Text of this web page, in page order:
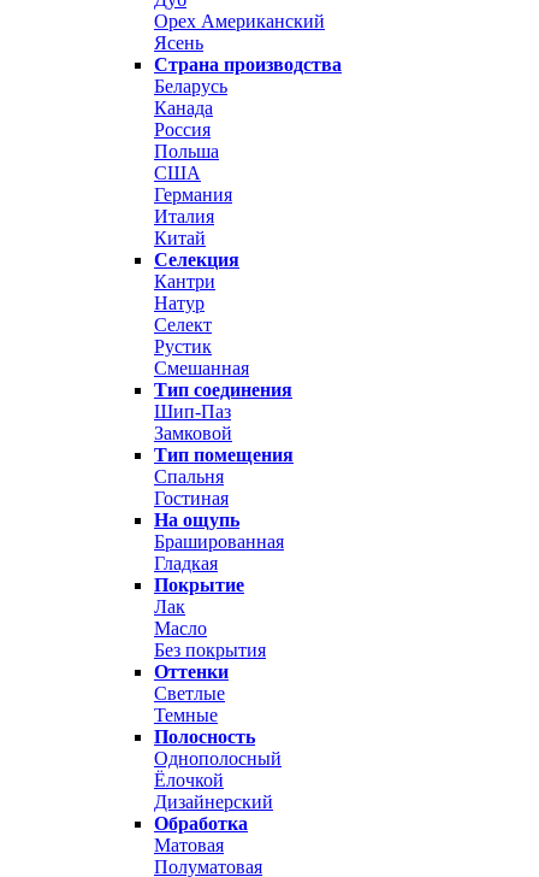
Орех Американский
Ясень
Страна производства
Беларусь
Канада
Россия
Польша
США
Германия
Италия
Китай
Селекция
Кантри
Натур
Селект
Рустик
Смешанная
Тип соединения
Шип-Паз
Замковой
Тип помещения
Спальня
Гостиная
На ощупь
Брашированная
Гладкая
Покрытие
Лак
Масло
Без покрытия
Оттенки
Светлые
Темные
Полосность
Однополосный
Ёлочкой
Дизайнерский
Обработка
Матовая
Полуматовая